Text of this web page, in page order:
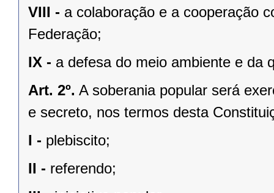
VIII - a colaboração e a cooperação
Federação;
IX - a defesa do meio ambiente e da
Art. 2º. A soberania popular será
e secreto, nos termos desta
I - plebiscito;
II - referendo;